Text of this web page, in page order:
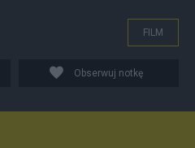
FILM
Obserwuj notkę